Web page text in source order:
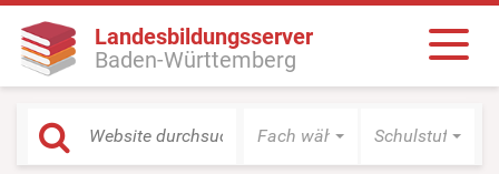
Landesbildungsserver
Baden-Württemberg
Fach wählen Schulstufe